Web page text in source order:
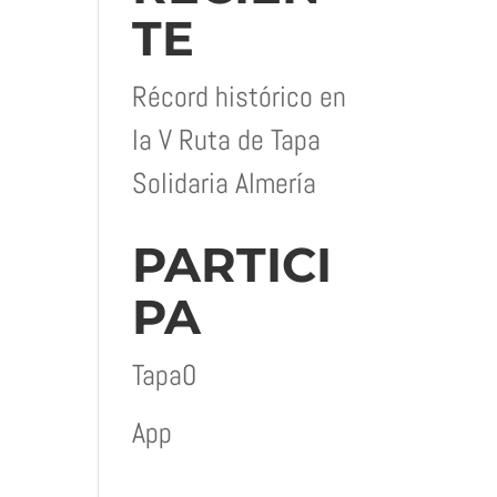
TE
Récord histórico en
la V Ruta de Tapa
Solidaria Almería
PARTICI
PA
Tapa0
App